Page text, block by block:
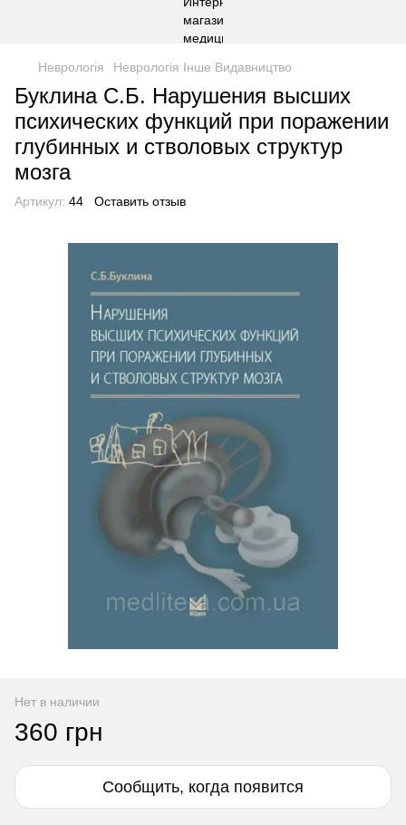
Неврологія Неврологія Інше Видавництво
Буклина С.Б. Нарушения высших
психических функций при поражении
глубинных и стволовых структур
мозга
Артикул: 44 Оставить отзыв
Нет в наличии
360 грн
Сообщить, когда появится